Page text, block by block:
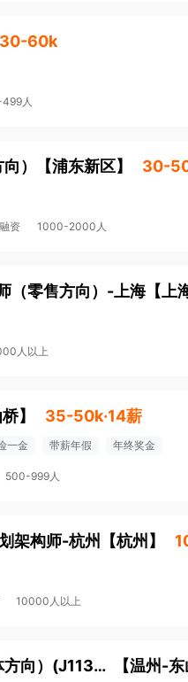
30-60k
人
） 【浦东新区】 30-
资 1000-2000人
（零售方向）-上海 【 上
人以上
】 35-50k·14薪
一金 带薪年假 年终奖金
500-999人
架构师-杭州 【杭州 】
10000人以上
AI应用架构师（工业智能体方向）(J11395) 【温州-东